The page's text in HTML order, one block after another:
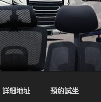
詳細地址 預約試坐